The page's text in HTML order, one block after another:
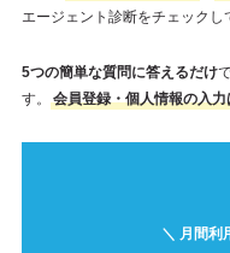
エージェント診断をチェックし
5つの簡単な質問に答えるだけ
す。
会員登録・個人情報の入力
＼ 月間利